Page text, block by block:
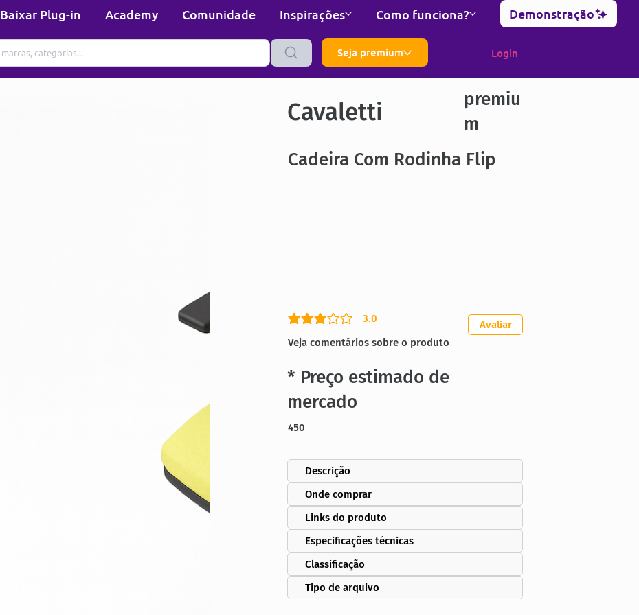
Baixar Plug-in Academy Comunidade Inspirações Como funciona? Demonstração
Seja premium Login
Cavaletti
premiu
m
Cadeira Com Rodinha Flip
3.0
classificação média é 3 de 5
Veja comentários sobre o produto
Avaliar
* Preço estimado de
mercado
450
Descrição
Onde comprar
Links do produto
Especificações técnicas
Classificação
Tipo de arquivo